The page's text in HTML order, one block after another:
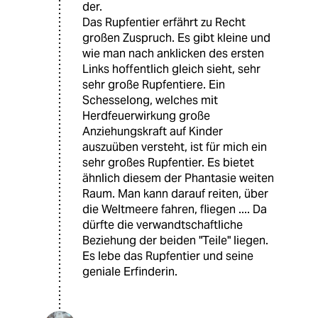
der.
Das Rupfentier erfährt zu Recht
großen Zuspruch. Es gibt kleine und
wie man nach anklicken des ersten
Links hoffentlich gleich sieht, sehr
sehr große Rupfentiere. Ein
Schesselong, welches mit
Herdfeuerwirkung große
Anziehungskraft auf Kinder
auszuüben versteht, ist für mich ein
sehr großes Rupfentier. Es bietet
ähnlich diesem der Phantasie weiten
Raum. Man kann darauf reiten, über
die Weltmeere fahren, fliegen .... Da
dürfte die verwandtschaftliche
Beziehung der beiden "Teile" liegen.
Es lebe das Rupfentier und seine
geniale Erfinderin.